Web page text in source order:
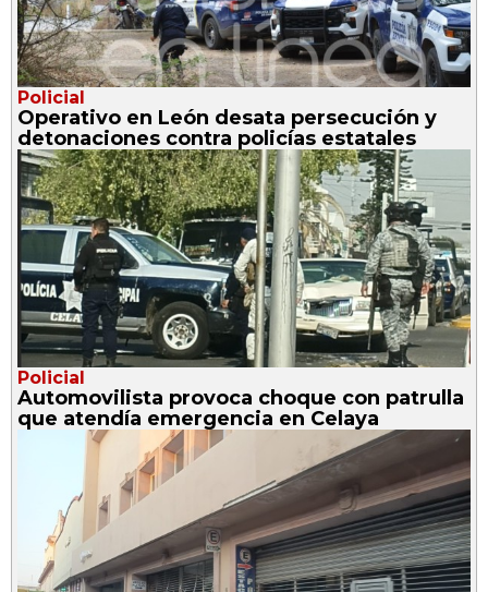
Policial
Operativo en León desata persecución y
detonaciones contra policías estatales
Policial
Automovilista provoca choque con patrulla
que atendía emergencia en Celaya